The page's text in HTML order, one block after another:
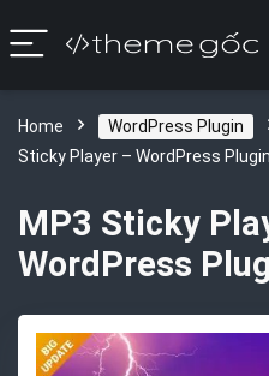
Home WordPress Plugin
Sticky Player – WordPress
MP3 Sticky
WordPress